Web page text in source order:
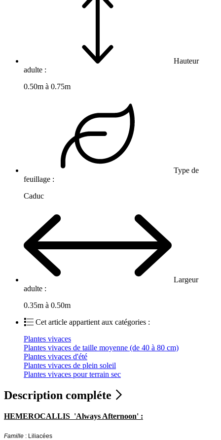
Hauteur
adulte :
0.50m à 0.75m
Type de
feuillage :
Caduc
Largeur
adulte :
0.35m à 0.50m
Cet article appartient aux catégories :
Plantes vivaces
Plantes vivaces de taille moyenne (de 40 à 80 cm)
Plantes vivaces d'été
Plantes vivaces de plein soleil
Plantes vivaces pour terrain sec
Description compléte
HEMEROCALLIS 'Always Afternoon' :
Famille : Liliacées